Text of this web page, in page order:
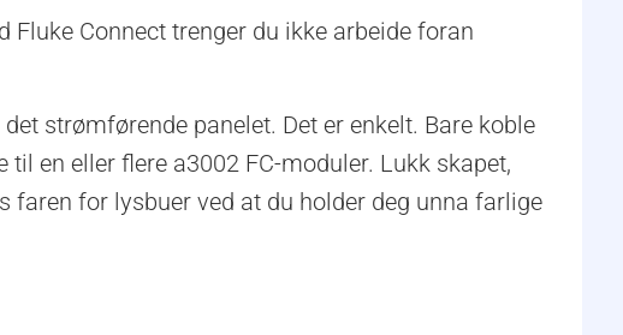
Connect trenger du ikke arbeide foran
strømførende panelet. Det er enkelt. Bare koble
en eller flere a3002 FC-moduler. Lukk skapet,
faren for lysbuer ved at du holder deg unna farlige